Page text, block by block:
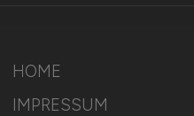
HOME
IMPRESSUM